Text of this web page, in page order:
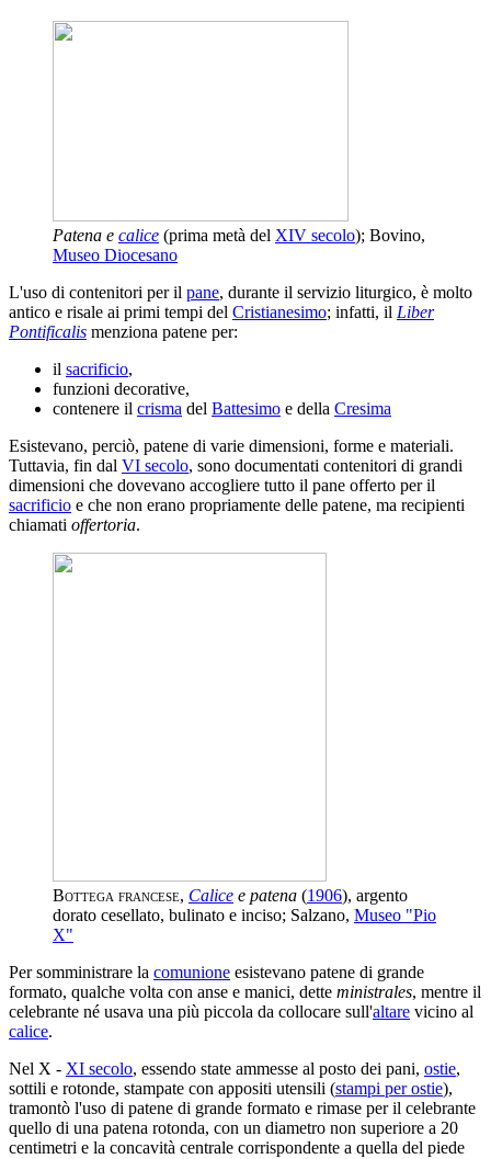
Patena e calice (prima metà del XIV secolo); Bovino,
Museo Diocesano
L'uso di contenitori per il pane, durante il servizio liturgico, è molto
antico e risale ai primi tempi del Cristianesimo; infatti, il Liber
Pontificalis menziona patene per:
il sacrificio,
funzioni decorative,
contenere il crisma del Battesimo e della Cresima
Esistevano, perciò, patene di varie dimensioni, forme e materiali.
Tuttavia, fin dal VI secolo, sono documentati contenitori di grandi
dimensioni che dovevano accogliere tutto il pane offerto per il
sacrificio e che non erano propriamente delle patene, ma recipienti
chiamati offertoria.
Bottega francese, Calice e patena (1906), argento
dorato cesellato, bulinato e inciso; Salzano, Museo "Pio
X"
Per somministrare la comunione esistevano patene di grande
formato, qualche volta con anse e manici, dette ministrales, mentre il
celebrante né usava una più piccola da collocare sull'altare vicino al
calice.
Nel X - XI secolo, essendo state ammesse al posto dei pani, ostie,
sottili e rotonde, stampate con appositi utensili (stampi per ostie),
tramontò l'uso di patene di grande formato e rimase per il celebrante
quello di una patena rotonda, con un diametro non superiore a 20
centimetri e la concavità centrale corrispondente a quella del piede